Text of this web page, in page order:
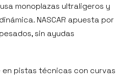
usa monoplazas ultraligeros y
NASCAR apuesta por
sin ayudas
en pistas técnicas con curvas